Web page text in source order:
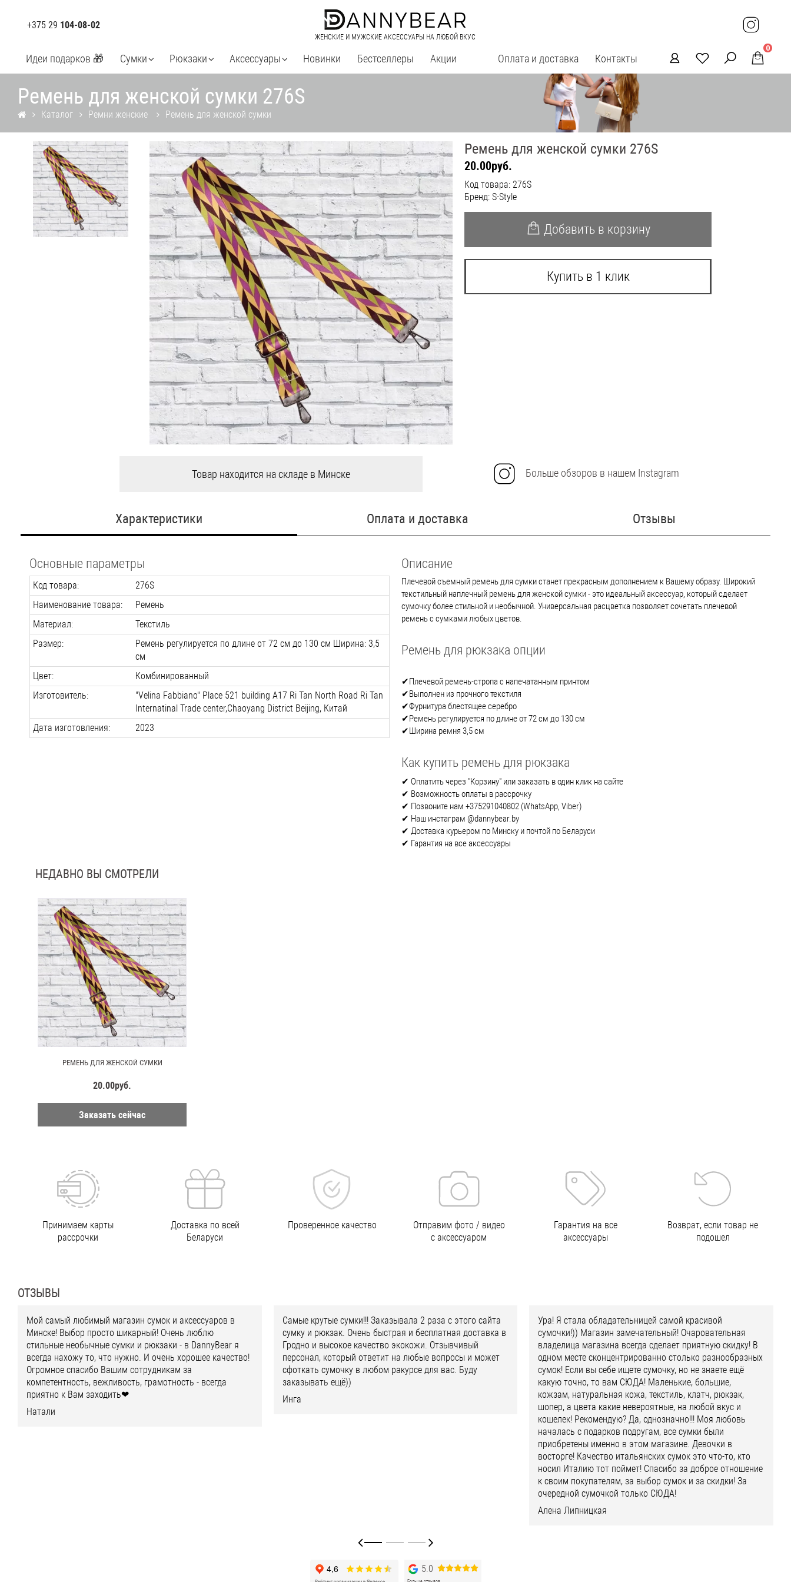
+375 29 104-08-02
ЖЕНСКИЕ И МУЖСКИЕ АКСЕССУАРЫ НА ЛЮБОЙ ВКУС
Идеи подарков 🎁 Сумки Рюкзаки Аксессуары Новинки Бестселлеры Акции Оплата и доставка Контакты
0
Ремень для женской сумки 276S
Каталог Ремни женские Ремень для женской сумки
Ремень для женской сумки 276S
20.00руб.
Код товара: 276S
Бренд: S-Style
Добавить в корзину
Купить в 1 клик
Товар находится на складе в Минске Больше обзоров в нашем Instagram
Характеристики Оплата и доставка Отзывы
Основные параметры
Код товара:
276S
Наименование товара:
Ремень
Материал:
Текстиль
Размер:
Ремень регулируется по длине от 72 см до 130 см Ширина: 3,5
см
Цвет:
Комбинированный
Изготовитель:
"Velina Fabbiano" Place 521 building A17 Ri Tan North Road Ri Tan
Internatinal Trade center,Chaoyang District Beijing, Китай
Дата изготовления:
2023
Описание
Плечевой съемный ремень для сумки станет прекрасным дополнением к Вашему образу. Широкий
текстильный наплечный ремень для женской сумки - это идеальный аксессуар, который сделает
сумочку более стильной и необычной. Универсальная расцветка позволяет сочетать плечевой
ремень с сумками любых цветов.
Ремень для рюкзака опции
✔Плечевой ремень-стропа с напечатанным принтом
✔Выполнен из прочного текстиля
✔Фурнитура блестящее серебро
✔Ремень регулируется по длине от 72 см до 130 см
✔Ширина ремня 3,5 см
Как купить ремень для рюкзака
✔ Оплатить через "Корзину" или заказать в один клик на сайте
✔ Возможность оплаты в рассрочку
✔ Позвоните нам +375291040802 (WhatsApp, Viber)
✔ Наш инстаграм @dannybear.by
✔ Доставка курьером по Минску и почтой по Беларуси
✔ Гарантия на все аксессуары
НЕДАВНО ВЫ СМОТРЕЛИ
РЕМЕНЬ ДЛЯ ЖЕНСКОЙ СУМКИ
20.00руб.
Заказать сейчас
Принимаем карты
рассрочки
Доставка по всей
Беларуси
Проверенное качество
Отправим фото / видео
с аксессуаром
Гарантия на все
аксессуары
Возврат, если товар не
подошел
ОТЗЫВЫ
Мой самый любимый магазин сумок и аксессуаров в
Минске! Выбор просто шикарный! Очень люблю
стильные необычные сумки и рюкзаки - в DannyBear я
всегда нахожу то, что нужно. И очень хорошее качество!
Огромное спасибо Вашим сотрудникам за
компетентность, вежливость, грамотность - всегда
приятно к Вам заходить❤
Натали
Самые крутые сумки!!! Заказывала 2 раза с этого сайта
сумку и рюкзак. Очень быстрая и бесплатная доставка в
Гродно и высокое качество экокожи. Отзывчивый
персонал, который ответит на любые вопросы и может
сфоткать сумочку в любом ракурсе для вас. Буду
заказывать ещё))
Инга
Ура! Я стала обладательницей самой красивой
сумочки!)) Магазин замечательный! Очаровательная
владелица магазина всегда сделает приятную скидку! В
одном месте сконцентрированно столько разнообразных
сумок! Если вы себе ищете сумочку, но не знаете ещё
какую точно, то вам СЮДА! Маленькие, большие,
кожзам, натуральная кожа, текстиль, клатч, рюкзак,
шопер, а цвета какие невероятные, на любой вкус и
кошелек! Рекомендую? Да, однозначно!!! Моя любовь
началась с подарков подругам, все сумки были
приобретены именно в этом магазине. Девочки в
восторге! Качество итальянских сумок это что-то, кто
носил Италию тот поймет! Спасибо за доброе отношение
к своим покупателям, за выбор сумок и за скидки! За
очередной сумочкой только СЮДА!
Алена Липницкая
5.0